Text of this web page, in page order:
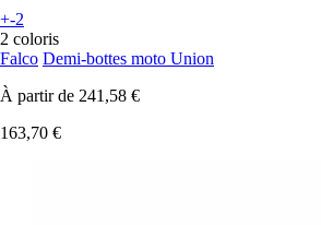
+-2
2 coloris
Falco Demi-bottes moto Union
À partir de 241,58 €
163,70 €